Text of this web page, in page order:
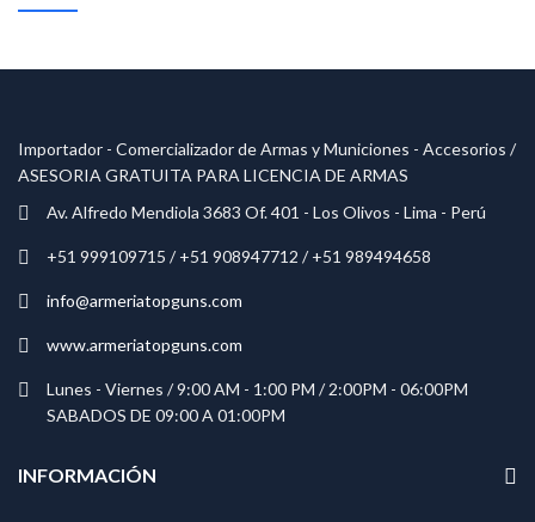
Importador - Comercializador de Armas y Municiones - Accesorios /
ASESORIA GRATUITA PARA LICENCIA DE ARMAS
Av. Alfredo Mendiola 3683 Of. 401 - Los Olivos - Lima - Perú
+51 999109715 / +51 908947712 / +51 989494658
info@armeriatopguns.com
www.armeriatopguns.com
Lunes - Viernes / 9:00 AM - 1:00 PM / 2:00PM - 06:00PM
SABADOS DE 09:00 A 01:00PM
INFORMACIÓN